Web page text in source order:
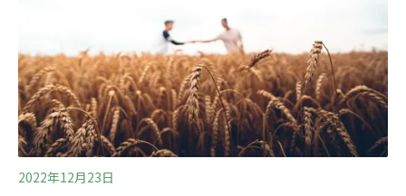
發表在《自然食品》（Nature Food）期刊。蘇黎世聯邦
理工學院（ETH Zürich）研究團隊表示，可可果莢的外殼
富含抗氧化劑、果膠、礦物質、膳食纖維和蛋白質。比起
一般的糖，可可果凍的營養價值更高。此外，新巧克力的
纖維含量比歐洲黑巧克力高出20%，飽和脂肪減少約
30%。
2022年12月23日